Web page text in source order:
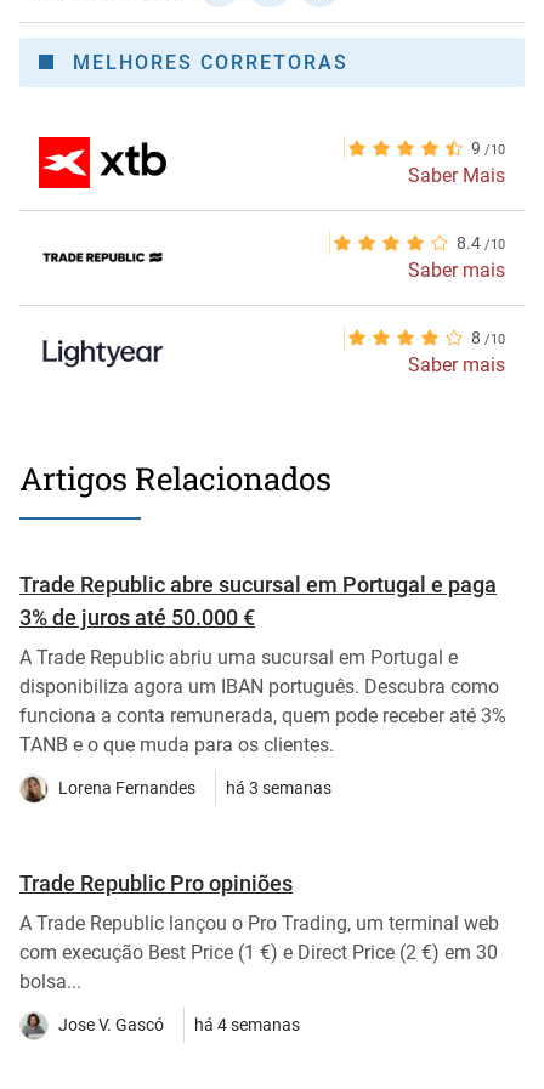
MELHORES CORRETORAS
9
Saber Mais
8.4
Saber mais
8
Saber mais
Artigos Relacionados
Trade Republic abre sucursal em Portugal e paga
3% de juros até 50.000 €
A Trade Republic abriu uma sucursal em Portugal e
disponibiliza agora um IBAN português. Descubra como
funciona a conta remunerada, quem pode receber até 3%
TANB e o que muda para os clientes.
Lorena Fernandes há 3 semanas
Trade Republic Pro opiniões
A Trade Republic lançou o Pro Trading, um terminal web
com execução Best Price (1 €) e Direct Price (2 €) em 30
bolsa...
Jose V. Gascó há 4 semanas